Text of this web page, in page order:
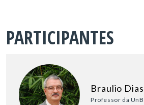
PARTICIPANTES
Braulio Dias
Professor da UnB